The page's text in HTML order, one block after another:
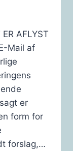
AFLYST
Mail af
er
form for
forslag,…